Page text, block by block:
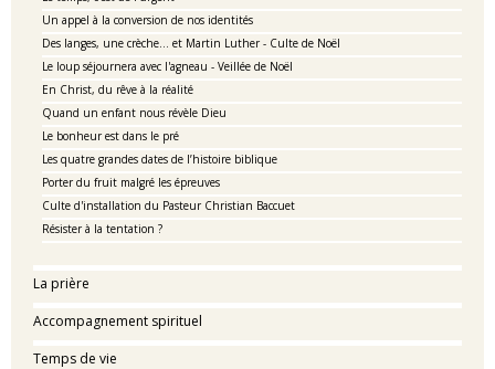
Un appel à la conversion de nos identités
Des langes, une crèche… et Martin Luther - Culte de Noël
Le loup séjournera avec l'agneau - Veillée de Noël
En Christ, du rêve à la réalité
Quand un enfant nous révèle Dieu
Le bonheur est dans le pré
Les quatre grandes dates de l’histoire biblique
Porter du fruit malgré les épreuves
Culte d'installation du Pasteur Christian Baccuet
Résister à la tentation ?
La prière
Accompagnement spirituel
Temps de vie